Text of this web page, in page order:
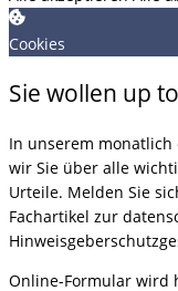
Cookies
Sie wollen up
In unserem
wir Sie über alle
Urteile. Melden Sie
Fachartikel zur
Online-Formular wird